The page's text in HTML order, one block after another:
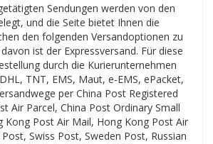
Sendungen werden von den
und die Seite bietet Ihnen die
den folgenden Versandoptionen zu
ist der Expressversand. Für diese
durch die Kurierunternehmen
TNT, EMS, Maut, e-EMS, ePacket,
per China Post Registered
Air Parcel, China Post Ordinary Small
Kong Post Air Mail, Hong Kong Post Air
Swiss Post, Sweden Post, Russian